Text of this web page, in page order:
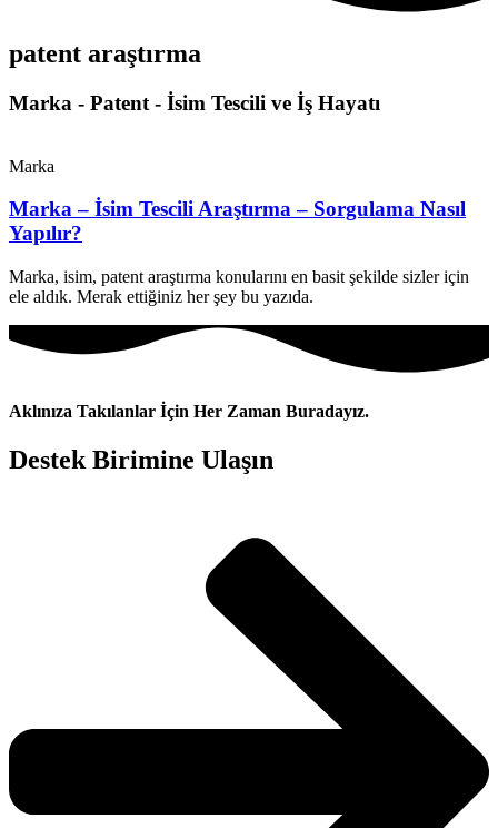
patent araştırma
Marka - Patent - İsim Tescili ve İş Hayatı
Marka
Marka – İsim Tescili Araştırma – Sorgulama Nasıl
Yapılır?
Marka, isim, patent araştırma konularını en basit şekilde sizler için
ele aldık. Merak ettiğiniz her şey bu yazıda.
Aklınıza Takılanlar İçin Her Zaman Buradayız.
Destek Birimine Ulaşın